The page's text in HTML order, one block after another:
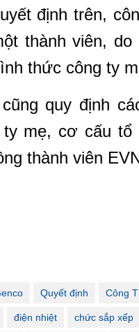
định trên,
thành viên,
thức công ty
quy định
ty mẹ, cơ cấu
thành viên
Quyết định Công
điện nhiệt chức sắp xếp